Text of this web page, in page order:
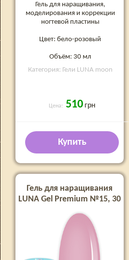
Гель для наращивания,
моделирования и коррекции
ногтевой пластины
Цвет: бело-розовый
Объём: 30 мл
Категория: Гели LUNA moon
Цена: 510 грн
Купить
Гель для наращивания
LUNA Gel Premium №15, 30